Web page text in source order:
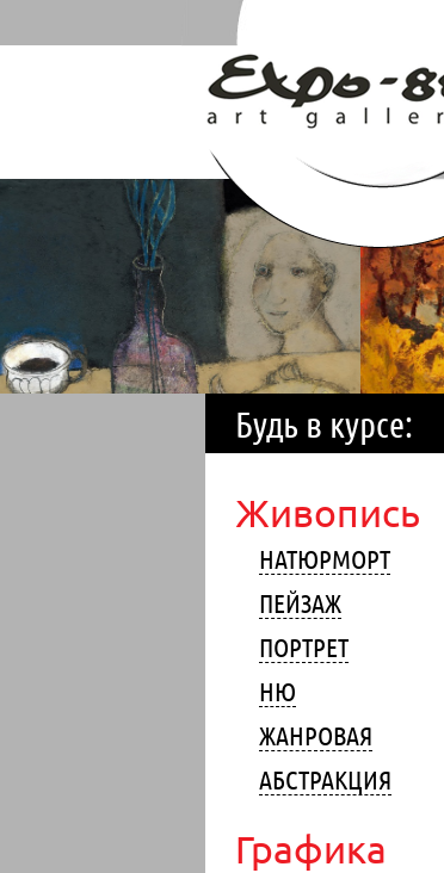
Будь в курсе:
Живопись
НАТЮРМОРТ
ПЕЙЗАЖ
ПОРТРЕТ
НЮ
ЖАНРОВАЯ
АБСТРАКЦИЯ
Графика